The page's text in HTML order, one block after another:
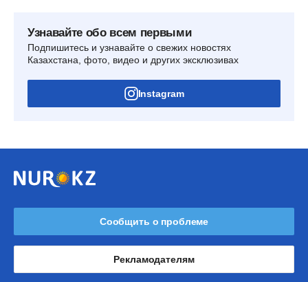
Узнавайте обо всем первыми
Подпишитесь и узнавайте о свежих новостях
Казахстана, фото, видео и других эксклюзивах
Instagram
Сообщить о проблеме
Рекламодателям